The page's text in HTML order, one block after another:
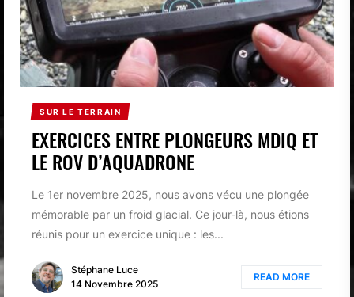
SUR LE TERRAIN
EXERCICES ENTRE PLONGEURS MDIQ ET
LE ROV D’AQUADRONE
Le 1er novembre 2025, nous avons vécu une plongée
mémorable par un froid glacial. Ce jour-là, nous étions
réunis pour un exercice unique : les...
Stéphane Luce
14 Novembre 2025
READ MORE